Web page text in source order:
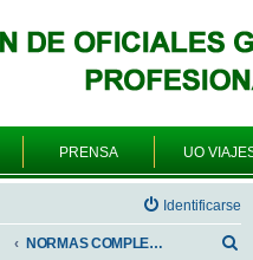
PRENSA UO
Identificarse
NORMAS COMPLEMENTARIAS DE INTERVENCION EN EL FORO